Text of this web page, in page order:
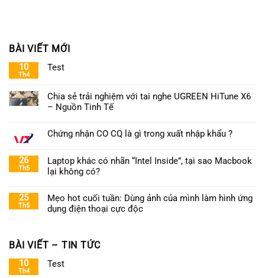
BÀI VIẾT MỚI
10
Th4
Test
Chia sẻ trải nghiệm với tai nghe UGREEN HiTune X6
– Nguồn Tinh Tế
Chứng nhận CO CQ là gì trong xuất nhập khẩu ?
26
Th5
Laptop khác có nhãn “Intel Inside”, tại sao Macbook
lại không có?
25
Th5
Mẹo hot cuối tuần: Dùng ảnh của mình làm hình ứng
dụng điện thoại cực độc
BÀI VIẾT – TIN TỨC
10
Th4
Test